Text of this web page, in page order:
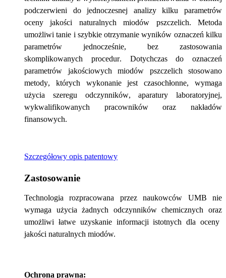
podczerwieni do jednoczesnej analizy kilku parametrów
oceny jakości naturalnych miodów pszczelich. Metoda
umożliwi tanie i szybkie otrzymanie wyników oznaczeń kilku
parametrów jednocześnie, bez zastosowania
skomplikowanych procedur. Dotychczas do oznaczeń
parametrów jakościowych miodów pszczelich stosowano
metody, których wykonanie jest czasochłonne, wymaga
użycia szeregu odczynników, aparatury laboratoryjnej,
wykwalifikowanych pracowników oraz nakładów
finansowych.
Szczegółowy opis patentowy
Zastosowanie
Technologia rozpracowana przez naukowców UMB nie
wymaga użycia żadnych odczynników chemicznych oraz
umożliwi łatwe uzyskanie informacji istotnych dla oceny
jakości naturalnych miodów.
Ochrona prawna: